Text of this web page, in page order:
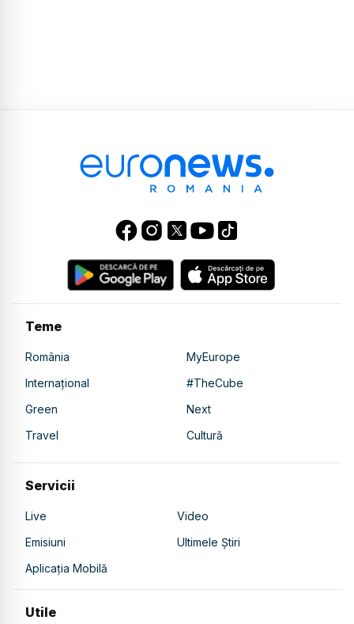
Teme
România
MyEurope
Internațional
#TheCube
Green
Next
Travel
Cultură
Servicii
Live
Video
Emisiuni
Ultimele Știri
Aplicația Mobilă
Utile